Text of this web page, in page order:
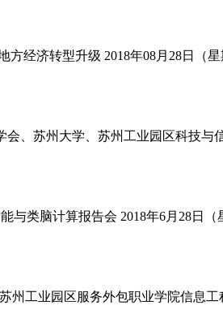
方经济转型升级 2018年08月28日（
、苏州大学、苏州工业园区科技与
与类脑计算报告会 2018年6月28日
州工业园区服务外包职业学院信息